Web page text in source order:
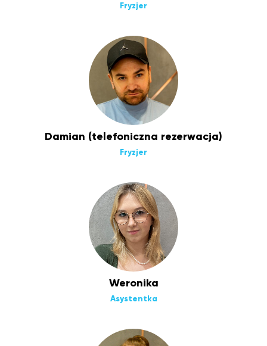
Fryzjer
Damian (telefoniczna rezerwacja)
Fryzjer
Weronika
Asystentka